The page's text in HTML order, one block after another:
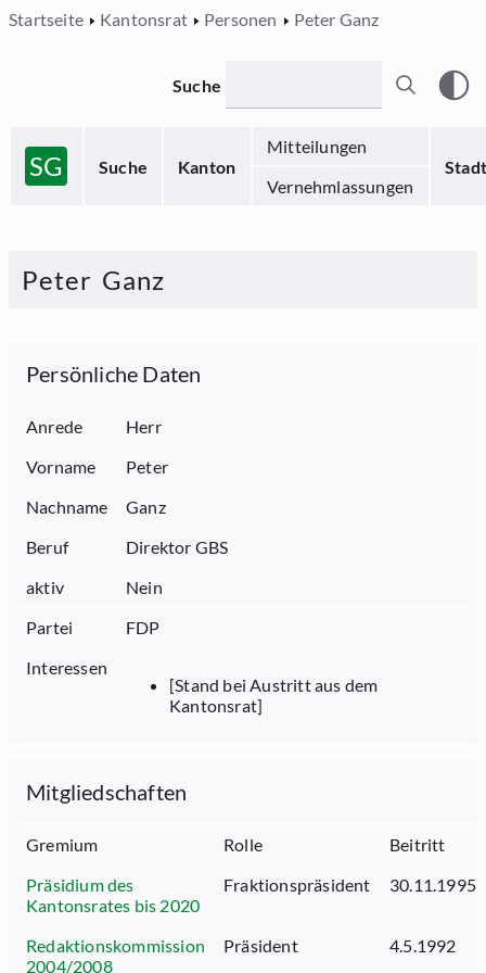
Startseite Kantonsrat Personen Peter Ganz
SG Suche Kanton
Mitteilungen
Stadt
Vernehmlassungen
Suche
Peter Ganz
Persönliche Daten
Anrede
Herr
Vorname
Peter
Nachname
Ganz
Beruf
Direktor GBS
aktiv
Nein
Partei
FDP
Interessen
[Stand bei Austritt aus dem
Kantonsrat]
Mitgliedschaften
Gremium Rolle
Beitritt
Präsidium des
Kantonsrates bis 2020
Fraktionspräsident 30.11.1995
Redaktionskommission
2004/2008
Präsident 4.5.1992